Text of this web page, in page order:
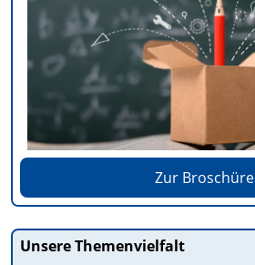
Zur Broschüre
Unsere Themenvielfalt